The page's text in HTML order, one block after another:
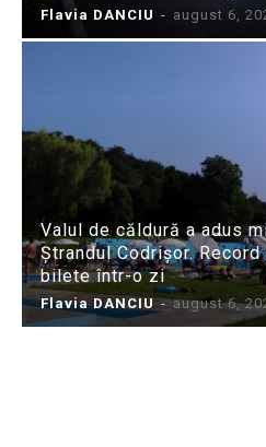
Flavia DANCIU - august 6,
Valul de căldură a adus
Ștrandul Codrișor.
bilete într-o zi
Flavia DANCIU - august 6,